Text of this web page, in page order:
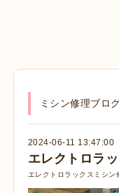
ミシン修理ブロ
2024-06-11 13:47:00
エレクトロラ
エレクトロラックスミシン